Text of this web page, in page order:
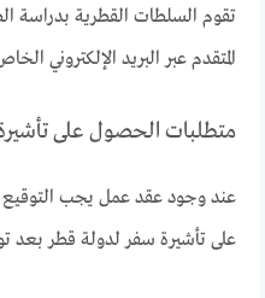
تقوم السلطات القطرية بدراسة
المتقدم عبر البريد الإلكتروني
متطلبات الحصول على
عند وجود عقد عمل يجب
على تأشيرة سفر لدولة قطر بعد